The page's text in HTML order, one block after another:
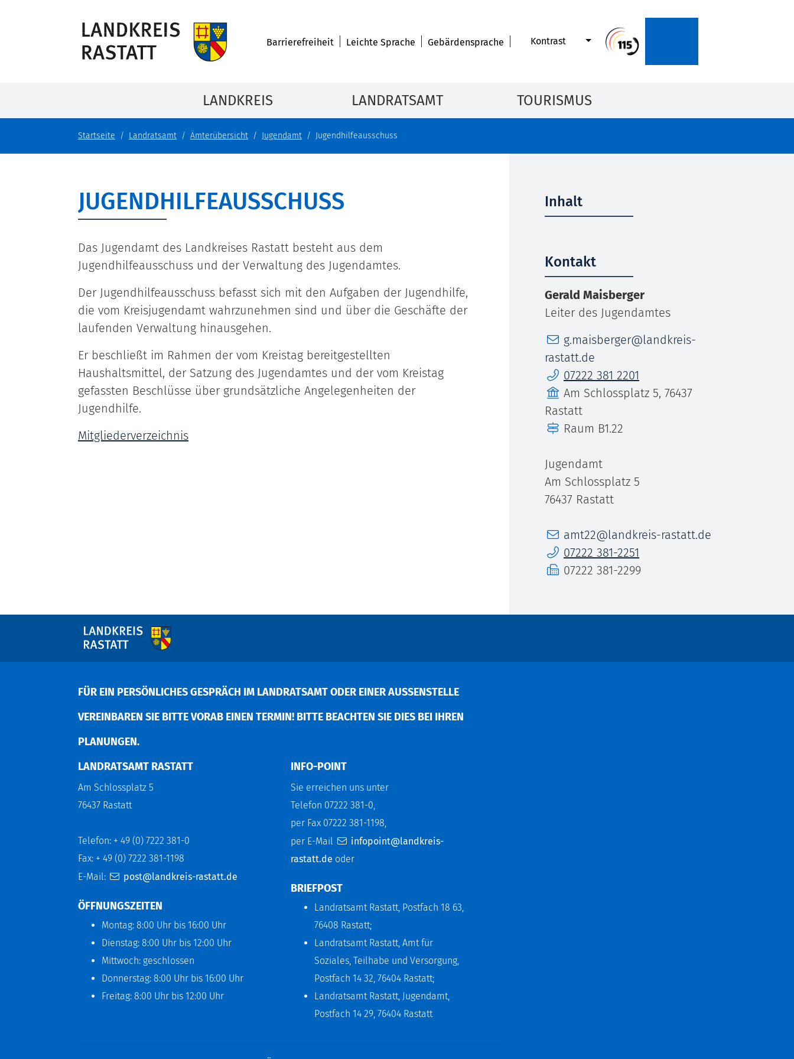
Barrierefreiheit Leichte Sprache Gebärdensprache Kontrast
LANDKREIS LANDRATSAMT TOURISMUS
Startseite Landratsamt Ämterübersicht Jugendamt Jugendhilfeausschuss
JUGENDHILFEAUSSCHUSS
Das Jugendamt des Landkreises Rastatt besteht aus dem
Jugendhilfeausschuss und der Verwaltung des Jugendamtes.
Der Jugendhilfeausschuss befasst sich mit den Aufgaben der Jugendhilfe,
die vom Kreisjugendamt wahrzunehmen sind und über die Geschäfte der
laufenden Verwaltung hinausgehen.
Er beschließt im Rahmen der vom Kreistag bereitgestellten
Haushaltsmittel, der Satzung des Jugendamtes und der vom Kreistag
gefassten Beschlüsse über grundsätzliche Angelegenheiten der
Jugendhilfe.
Mitgliederverzeichnis
Inhalt
Kontakt
Gerald Maisberger
Leiter des Jugendamtes
E-Mailg.maisberger@landkreis-
rastatt.de
Telefon07222 381 2201
Gebäude
Am Schlossplatz 5, 76437
Rastatt
Raum B1.22
Jugendamt
Am Schlossplatz 5
76437 Rastatt
E-Mailamt22@landkreis-rastatt.de
Telefon07222 381-2251
Fax 07222 381-2299
FÜR EIN PERSÖNLICHES GESPRÄCH IM LANDRATSAMT ODER EINER AUSSENSTELLE V
EREINBAREN SIE BITTE VORAB EINEN TERMIN! BITTE BEACHTEN SIE DIES BEI IHREN P
LANUNGEN.
LANDRATSAMT RASTATT
Am Schlossplatz 5
76437 Rastatt
Telefon: + 49 (0) 7222 381-0
Fax: + 49 (0) 7222 381-1198
E-Mail:
post@landkreis-rastatt.de
ÖFFNUNGSZEITEN
Montag: 8:00 Uhr bis 16:00 Uhr
Dienstag: 8:00 Uhr bis 12:00 Uhr
Mittwoch: geschlossen
Donnerstag: 8:00 Uhr bis 16:00 Uhr
Freitag: 8:00 Uhr bis 12:00 Uhr
INFO-POINT
Sie erreichen uns unter
Telefon 07222 381-0,
per Fax 07222 381-1198,
per E-Mail
infopoint@landkreis-
rastatt.de oder
BRIEFPOST
Landratsamt Rastatt, Postfach 18 63,
76408 Rastatt;
Landratsamt Rastatt, Amt für
Soziales, Teilhabe und Versorgung,
Postfach 14 32, 76404 Rastatt;
Landratsamt Rastatt, Jugendamt,
Postfach 14 29, 76404 Rastatt